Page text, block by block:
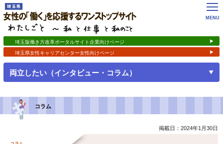
女性の「働く」を応援するワンストップサイト
わたしごと ～私 と 仕事 と 私のこと
埼玉版働き方改革ポータルサイト企業向けページ
埼玉県女性キャリアセンター女性向けページ
MENU
両立したい（インタビュー・コラム）
コラム
掲載日：2024年1月30日